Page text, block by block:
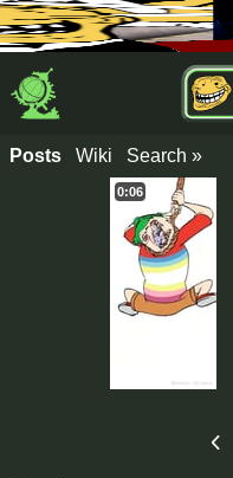
Posts Wiki Search »
0:06